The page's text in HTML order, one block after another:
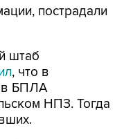
пострадали
штаб
, что в
БПЛА
НПЗ. Тогда